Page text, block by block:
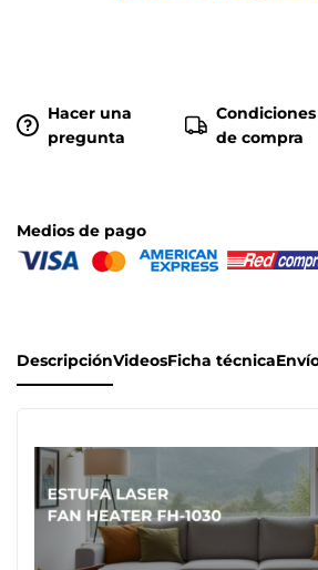
Hacer una
pregunta
Condiciones
de compra
Medios de pago
DescripciónVideosFicha técnica